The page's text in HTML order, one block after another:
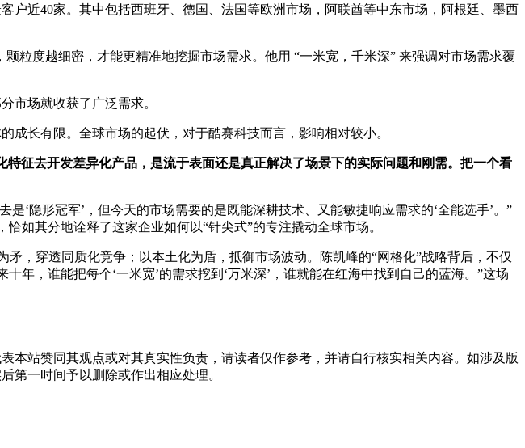
户近40家。其中包括西班牙、德国、法国等欧洲市场，阿联酋等中东市场，阿根廷、墨西
粒度越细密，才能更精准地挖掘市场需求。他用 “一米宽，千米深” 来强调对市场需求覆
市场就收获了广泛需求。
长有限。全球市场的起伏，对于酷赛科技而言，影响相对较小。
特征去开发差异化产品， 是流于表面还是真正解决了场景下的实际问题和刚需。 把一个看
‘隐形冠军’，但今天的市场需要的是既能深耕技术、又能敏捷响应需求的‘全能选手’。”
如其分地诠释了这家企业如何以“针尖式”的专注撬动全球市场。
，穿透同质化竞争；以本土化为盾，抵御市场波动。陈凯峰的“网格化”战略背后，不仅
年，谁能把每个‘一米宽’的需求挖到‘万米深’，谁就能在红海中找到自己的蓝海。”这场
本站赞同其观点或对其真实性负责，请读者仅作参考，并请自行核实相关内容。如涉及版
第一时间予以删除或作出相应处理。